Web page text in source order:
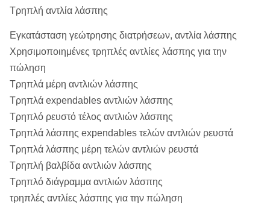
Τρηπλή αντλία λάσπης
Εγκατάσταση γεώτρησης διατρήσεων, αντλία λάσπης
Χρησιμοποιημένες τρηπλές αντλίες λάσπης για την
πώληση
Τρηπλά μέρη αντλιών λάσπης
Τρηπλά expendables αντλιών λάσπης
Τρηπλό ρευστό τέλος αντλιών λάσπης
Τρηπλά λάσπης expendables τελών αντλιών ρευστά
Τρηπλά λάσπης μέρη τελών αντλιών ρευστά
Τρηπλή βαλβίδα αντλιών λάσπης
Τρηπλό διάγραμμα αντλιών λάσπης
τρηπλές αντλίες λάσπης για την πώληση